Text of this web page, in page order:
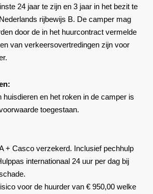
24 jaar te zijn en 3 jaar in het bezit te
rijbewijs B. De camper mag
door de in het huurcontract vermelde
van verkeersovertredingen zijn voor
huisdieren en het roken in de camper is
toegestaan.
+ Casco verzekerd. Inclusief pechhulp
internationaal 24 uur per dag bij
voor de huurder van € 950,00 welke